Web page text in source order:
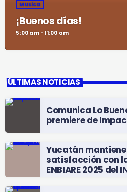
Musica
¡Buenos días!
5:00 am - 11:00 am
ÚLTIMAS NOTICIAS
Comunica Lo
premiere de
Yucatán
satisfacción con
ENBIARE 2025 del